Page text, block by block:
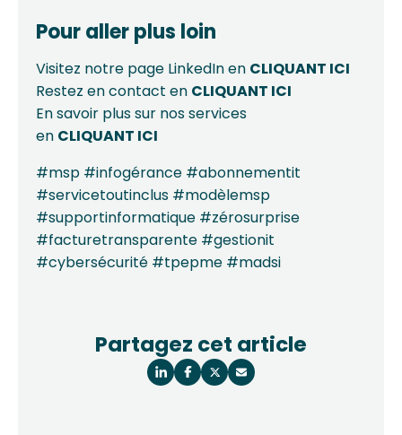
Pour aller plus loin
Visitez notre page LinkedIn en CLIQUANT ICI
Restez en contact en CLIQUANT ICI
En savoir plus sur nos services
en CLIQUANT ICI
#msp #infogérance #abonnementit
#servicetoutinclus #modèlemsp
#supportinformatique #zérosurprise
#facturetransparente #gestionit
#cybersécurité #tpepme #madsi
Partagez cet article